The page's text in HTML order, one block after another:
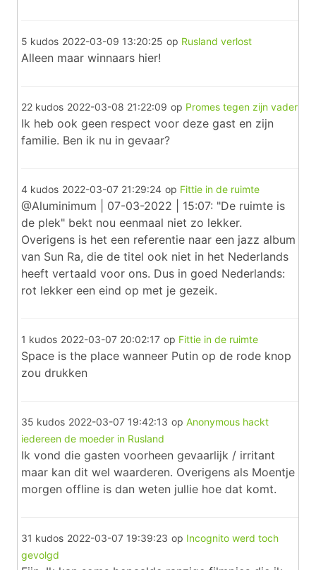
5 kudos 2022-03-09 13:20:25 op Rusland verlost
Alleen maar winnaars hier!
22 kudos 2022-03-08 21:22:09 op Promes tegen zijn vader
Ik heb ook geen respect voor deze gast en zijn
familie. Ben ik nu in gevaar?
4 kudos 2022-03-07 21:29:24 op Fittie in de ruimte
@Aluminimum | 07-03-2022 | 15:07: "De ruimte is
de plek" bekt nou eenmaal niet zo lekker.
Overigens is het een referentie naar een jazz album
van Sun Ra, die de titel ook niet in het Nederlands
heeft vertaald voor ons. Dus in goed Nederlands:
rot lekker een eind op met je gezeik.
1 kudos 2022-03-07 20:02:17 op Fittie in de ruimte
Space is the place wanneer Putin op de rode knop
zou drukken
35 kudos 2022-03-07 19:42:13 op Anonymous hackt
iedereen de moeder in Rusland
Ik vond die gasten voorheen gevaarlijk / irritant
maar kan dit wel waarderen. Overigens als Moentje
morgen offline is dan weten jullie hoe dat komt.
31 kudos 2022-03-07 19:39:23 op Incognito werd toch
gevolgd